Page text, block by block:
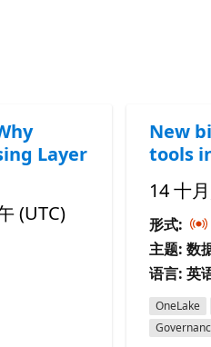
Layer
(UTC)
New
tools
14 十
形式:
主题: 数
语言: 英
OneLake